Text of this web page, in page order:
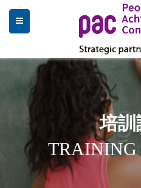
培訓
TRAINING